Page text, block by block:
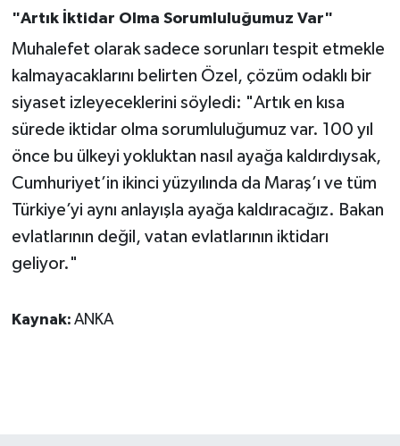
"Artık İktidar Olma Sorumluluğumuz Var"
Muhalefet olarak sadece sorunları tespit etmekle
kalmayacaklarını belirten Özel, çözüm odaklı bir
siyaset izleyeceklerini söyledi: "Artık en kısa
sürede iktidar olma sorumluluğumuz var. 100 yıl
önce bu ülkeyi yokluktan nasıl ayağa kaldırdıysak,
Cumhuriyet’in ikinci yüzyılında da Maraş’ı ve tüm
Türkiye’yi aynı anlayışla ayağa kaldıracağız. Bakan
evlatlarının değil, vatan evlatlarının iktidarı
geliyor."
Kaynak: ANKA